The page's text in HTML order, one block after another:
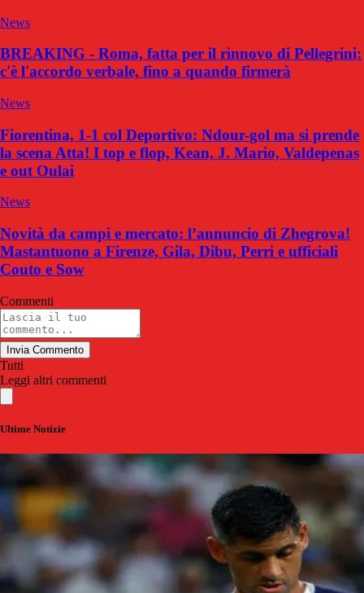
News
BREAKING - Roma, fatta per il rinnovo di Pellegrini:
c'è l'accordo verbale, fino a quando firmerà
News
Fiorentina, 1-1 col Deportivo: Ndour-gol ma si prende
la scena Atta! I top e flop, Kean, J. Mario, Valdepenas
e out Oulai
News
Novità da campi e mercato: l’annuncio di Zhegrova!
Mastantuono a Firenze, Gila, Dibu, Perri e ufficiali
Couto e Sow
Commenti
Invia Commento
Tutti
Leggi altri commenti
Ultime Notizie